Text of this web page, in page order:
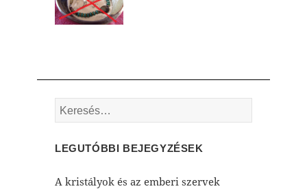
Keresés:
LEGUTÓBBI BEJEGYZÉSEK
A kristályok és az emberi szervek